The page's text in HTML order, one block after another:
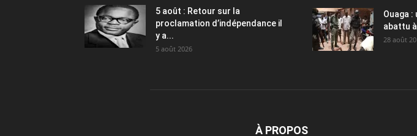
5 août : Retour sur la
proclamation d’indépendance il
y a...
5 août 2026
Ouaga :
abattu
28 août
À PROPOS